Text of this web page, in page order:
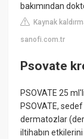
bakımından
Kaynak
sanofi.com.tr
Psovate
PSOVATE 25
PSOVATE,
dermatozlar
iltihabın etkilerini